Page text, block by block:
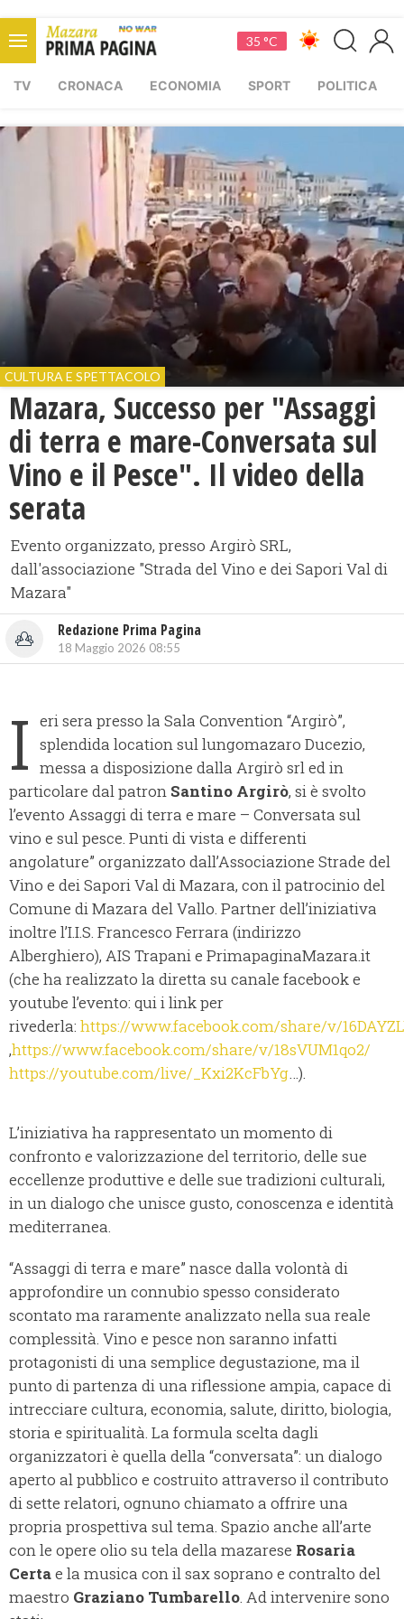
35 °C
TV CRONACA ECONOMIA SPORT POLITICA
CULTURA E SPETTACOLO
Mazara, Successo per "Assaggi
di terra e mare-Conversata sul
Vino e il Pesce". Il video della
serata
Evento organizzato, presso Argirò SRL,
dall'associazione "Strada del Vino e dei Sapori Val di
Mazara"
Redazione Prima Pagina
18 Maggio 2026 08:55
I eri sera presso la Sala Convention “Argirò”,
splendida location sul lungomazaro Ducezio,
messa a disposizione dalla Argirò srl ed in
particolare dal patron Santino Argirò, si è svolto
l’evento Assaggi di terra e mare – Conversata sul
vino e sul pesce. Punti di vista e differenti
angolature” organizzato dall’Associazione Strade del
Vino e dei Sapori Val di Mazara, con il patrocinio del
Comune di Mazara del Vallo. Partner dell’iniziativa
inoltre l’I.I.S. Francesco Ferrara (indirizzo
Alberghiero), AIS Trapani e PrimapaginaMazara.it
(che ha realizzato la diretta su canale facebook e
youtube l’evento: qui i link per
rivederla: https://www.facebook.com/share/v/
,https://www.facebook.com/share/v/18sVUM1qo2/
https://youtube.com/live/_Kxi2KcFbYg…).
L’iniziativa ha rappresentato un momento di
confronto e valorizzazione del territorio, delle sue
eccellenze produttive e delle sue tradizioni culturali,
in un dialogo che unisce gusto, conoscenza e identità
mediterranea.
“Assaggi di terra e mare” nasce dalla volontà di
approfondire un connubio spesso considerato
scontato ma raramente analizzato nella sua reale
complessità. Vino e pesce non saranno infatti
protagonisti di una semplice degustazione, ma il
punto di partenza di una riflessione ampia, capace di
intrecciare cultura, economia, salute, diritto, biologia,
storia e spiritualità. La formula scelta dagli
organizzatori è quella della “conversata”: un dialogo
aperto al pubblico e costruito attraverso il contributo
di sette relatori, ognuno chiamato a offrire una
propria prospettiva sul tema. Spazio anche all’arte
con le opere olio su tela della mazarese Rosaria
Certae la musica con il sax soprano e contralto del
maestro Graziano Tumbarello. Ad intervenire sono